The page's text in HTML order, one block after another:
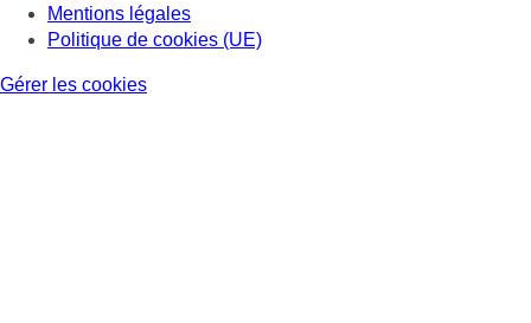
Mentions légales
Politique de cookies (UE)
Gérer les cookies